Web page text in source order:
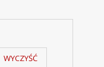
WYCZYŚĆ